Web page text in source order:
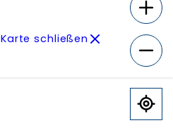
Karte schließen